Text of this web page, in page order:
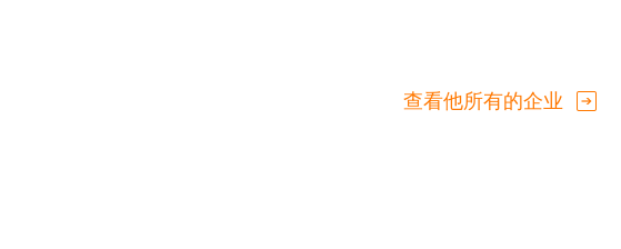
查看他所有的企业